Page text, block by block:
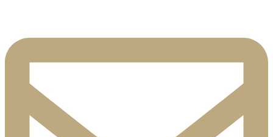
content